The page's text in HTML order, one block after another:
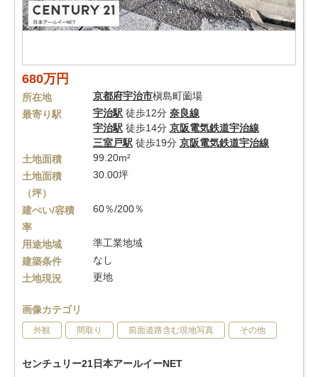
680万円
所在地 京都府宇治市槇島町薗場
最寄り駅
宇治駅 徒歩12分 奈良線
宇治駅 徒歩14分 京阪電気鉄道宇治線
三室戸駅 徒歩19分 京阪電気鉄道宇治線
土地面積
99.20m²
土地面積
（坪）
30.00坪
建ぺい/容積
率
60％/200％
用途地域
準工業地域
建築条件
なし
土地現況
更地
画像カテゴリ
外観 間取り 前面道路含む現地写真 その他
センチュリー21日本アールイーNET